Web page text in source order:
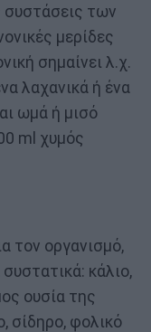
συστάσεις των
μερίδες
σημαίνει λ.χ.
λαχανικά ή ένα
ωμά ή μισό
ml χυμός
τον οργανισμό,
κάλιο,
ουσία της
σίδηρο, φολικό